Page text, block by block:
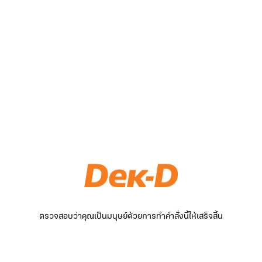
ตรวจสอบว่าคุณเป็นมนุษย์ด้วยการทำคำสั่งนี้ให้เสร็จสิ้น